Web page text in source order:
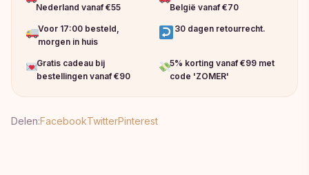
Nederland vanaf €55
België vanaf €70
Voor 17:00 besteld,
morgen in huis
30 dagen retourrecht.
Gratis cadeau bij
bestellingen vanaf €90
5% korting vanaf €99 met
code 'ZOMER'
Delen:FacebookTwitterPinterest